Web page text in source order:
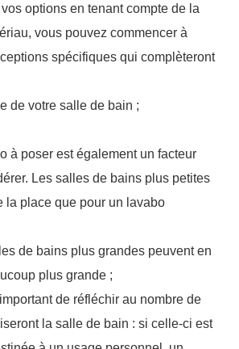
options en tenant compte de la
vous pouvez commencer à
spécifiques qui complèteront
de votre salle de bain ;
à poser est également un facteur
Les salles de bains plus petites
la place que pour un lavabo
de bains plus grandes peuvent en
plus grande ;
de réfléchir au nombre de
la salle de bain : si celle-ci est